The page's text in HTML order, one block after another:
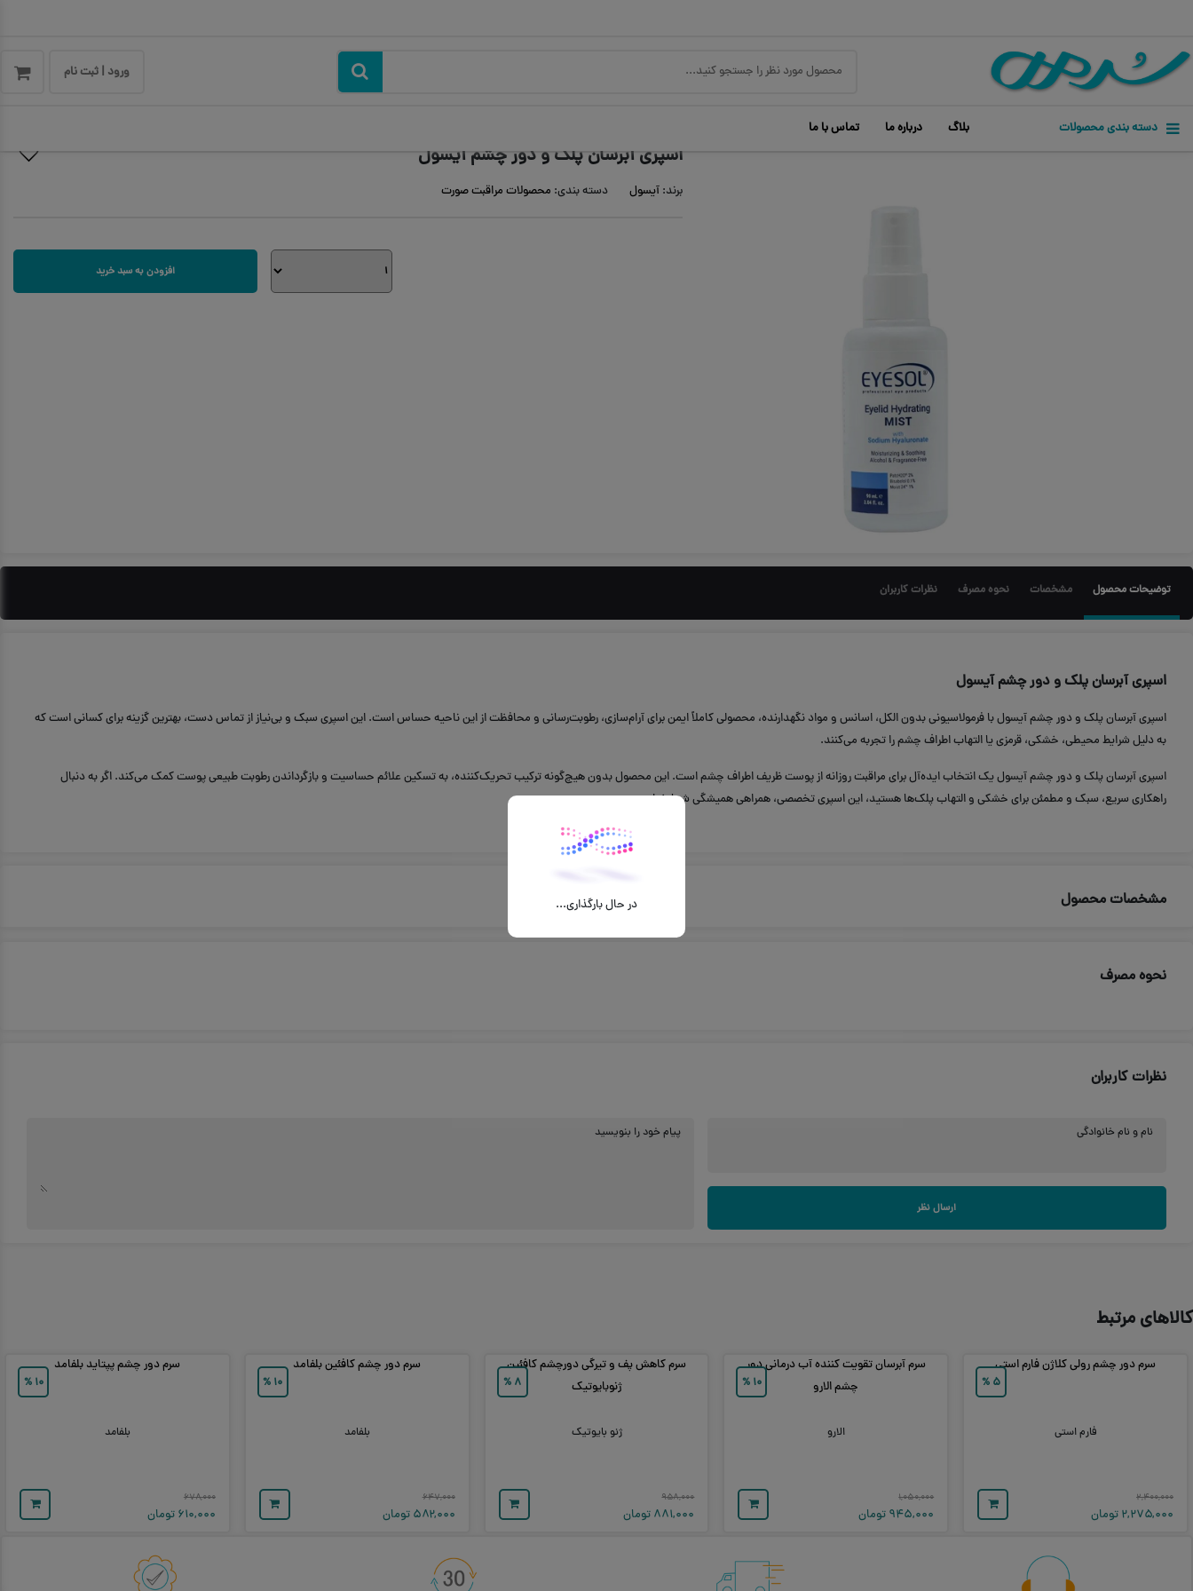
ورود | ثبت نام
دسته بندی محصولات بلاگ درباره ما تماس با ما
اسپری آبرسان پلک و دور چشم آیسول
برند: آیسول دسته بندی: محصولات مراقبت صورت
افزودن به سبد خرید
توضیحات محصول مشخصات نحوه مصرف نظرات کاربران
اسپری آبرسان پلک و دور چشم آیسول
اسپری آبرسان پلک و دور چشم آیسول با فرمولاسیونی بدون الکل، اسانس و مواد نگهدارنده، محصولی کاملاً ایمن برای آرام‌سازی، رطوبت‌رسانی و محافظت از این ناحیه حساس است. این اسپری سبک و بی‌نیاز از تماس دست، بهترین گزینه برای کسانی است که
به دلیل شرایط محیطی، خشکی، قرمزی یا التهاب اطراف چشم را تجربه می‌کنند.
اسپری آبرسان پلک و دور چشم آیسول یک انتخاب ایده‌آل برای مراقبت روزانه از پوست ظریف اطراف چشم است. این محصول بدون هیچ‌گونه ترکیب تحریک‌کننده، به تسکین علائم حساسیت و بازگرداندن رطوبت طبیعی پوست کمک می‌کند. اگر به دنبال
راهکاری سریع، سبک و مطمئن برای خشکی و التهاب پلک‌ها هستید، این اسپری تخصصی، همراهی همیشگی شما خواهد بود.
مشخصات محصول
نحوه مصرف
نظرات کاربران
نام و نام خانوادگی
ارسال نظر
پیام خود را بنویسید
کالاهای مرتبط
۵ %
سرم دور چشم رولی کلاژن فارم استی
فارم استی
۲,۴۰۰,۰۰۰
۲,۲۷۵,۰۰۰ تومان
۱۰ %
سرم آبرسان تقویت کننده آب درمانی دور
چشم الارو
الارو
۱,۰۵۰,۰۰۰
۹۴۵,۰۰۰ تومان
۸ %
سرم کاهش پف و تیرگی دورچشم کافئین
ژنوبایوتیک
ژنو بایوتیک
۹۵۸,۰۰۰
۸۸۱,۰۰۰ تومان
۱۰ %
سرم دور چشم کافئین بلفامد
بلفامد
۶۴۷,۰۰۰
۵۸۲,۰۰۰ تومان
۱۰ %
سرم دور چشم پپتاید بلفامد
بلفامد
۶۷۸,۰۰۰
۶۱۰,۰۰۰ تومان
در حال بارگذاری...